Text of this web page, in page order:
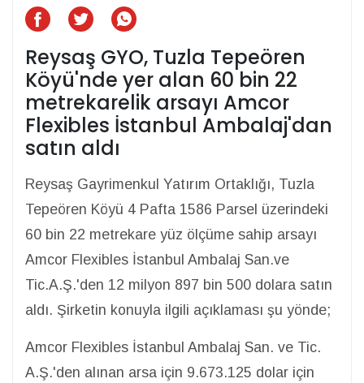
Reysaş GYO, Tuzla Tepeören
Köyü'nde yer alan 60 bin 22
metrekarelik arsayı Amcor
Flexibles İstanbul Ambalaj'dan
satın aldı
Reysaş Gayrimenkul Yatırım Ortaklığı, Tuzla
Tepeören Köyü 4 Pafta 1586 Parsel üzerindeki
60 bin 22 metrekare yüz ölçüme sahip arsayı
Amcor Flexibles İstanbul Ambalaj San.ve
Tic.A.Ş.'den 12 milyon 897 bin 500 dolara satın
aldı. Şirketin konuyla ilgili açıklaması şu yönde;
Amcor Flexibles İstanbul Ambalaj San. ve Tic.
A.Ş.'den alınan arsa için 9.673.125 dolar için